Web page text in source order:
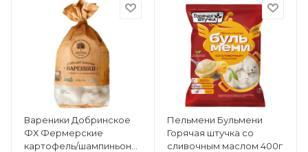
Вареники Добринское
ФХ Фермерские
картофель/шампиньоны
Пельмени Бульмени
Горячая штучка со
сливочным маслом 400г